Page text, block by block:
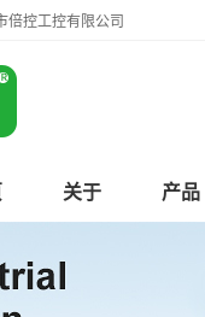
倍控工控有限公司
关于 产品